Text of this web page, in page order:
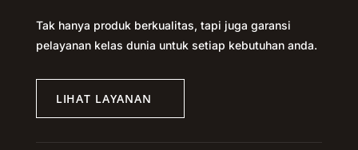
Tak hanya produk berkualitas, tapi juga garansi
pelayanan kelas dunia untuk setiap kebutuhan anda.
LIHAT LAYANAN